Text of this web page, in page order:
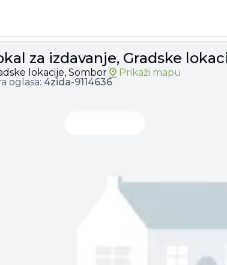
2000m²
za izdavanje, Gradske
lokacije, Sombor
Prikaži mapu
oglasa: 4zida-9114636